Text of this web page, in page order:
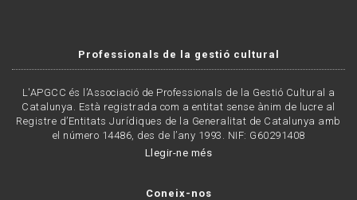
Professionals de la gestió cultural
L'APGCC és l’Associació de Professionals de la Gestió Cultural a
Catalunya. Està registrada com a entitat sense ànim de lucre al
Registre d’Entitats Jurídiques de la Generalitat de Catalunya amb
el número 14486, des de l’any 1993. NIF: G60291408
Llegir-ne més
Coneix-nos